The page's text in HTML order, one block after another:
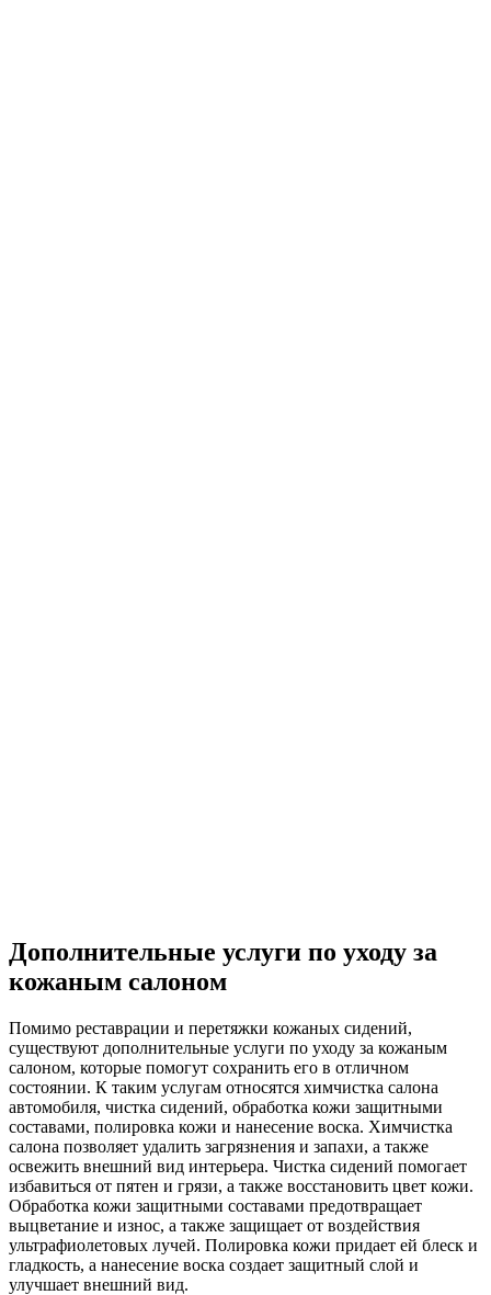
Дополнительные услуги по уходу за
кожаным салоном
Помимо реставрации и перетяжки кожаных сидений,
существуют дополнительные услуги по уходу за кожаным
салоном, которые помогут сохранить его в отличном
состоянии. К таким услугам относятся химчистка салона
автомобиля, чистка сидений, обработка кожи защитными
составами, полировка кожи и нанесение воска. Химчистка
салона позволяет удалить загрязнения и запахи, а также
освежить внешний вид интерьера. Чистка сидений помогает
избавиться от пятен и грязи, а также восстановить цвет кожи.
Обработка кожи защитными составами предотвращает
выцветание и износ, а также защищает от воздействия
ультрафиолетовых лучей. Полировка кожи придает ей блеск и
гладкость, а нанесение воска создает защитный слой и
улучшает внешний вид.